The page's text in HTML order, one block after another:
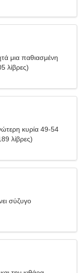
μια παθιασμένη
λίβρες)
κυρία 49-54
λίβρες)
σύζυγο